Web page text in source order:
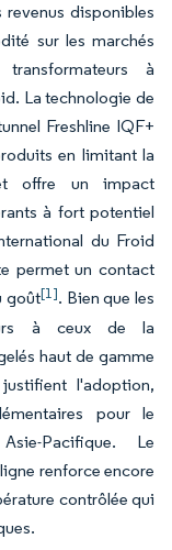
revenus disponibles
sur les marchés
à
La technologie de
Freshline IQF+
en limitant la
offre un impact
à fort potentiel
du Froid
permet un contact
goût[1]. Bien que les
à ceux de la
haut de gamme
l'adoption,
pour le
Pacifique. Le
renforce encore
contrôlée qui